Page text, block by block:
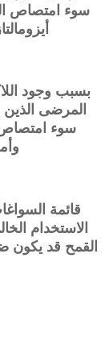
سوء امتصاص
بسبب وجود
المرضى الذين
سوء امتصاص
قائمة
الاستخدام
القمح قد يكون